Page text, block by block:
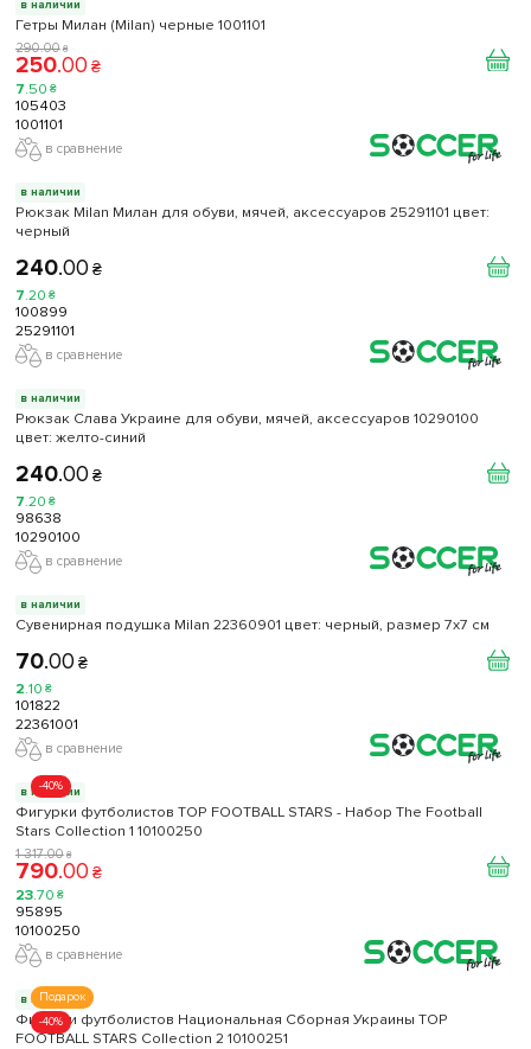
в наличии
Гетры Милан (Milan) черные 1001101
290.00 ₴
250.00 ₴
7.50 ₴
105403
1001101
в сравнение
в наличии
Рюкзак Milan Милан для обуви, мячей, аксессуаров 25291101 цвет:
черный
240.00 ₴
7.20 ₴
100899
25291101
в сравнение
в наличии
Рюкзак Слава Украине для обуви, мячей, аксессуаров 10290100
цвет: желто-синий
240.00 ₴
7.20 ₴
98638
10290100
в сравнение
в наличии
Сувенирная подушка Milan 22360901 цвет: черный, размер 7x7 см
70.00 ₴
2.10 ₴
101822
22361001
в сравнение
-40%
в наличии
Фигурки футболистов TOP FOOTBALL STARS - Набор The Football
Stars Collection 1 10100250
1 317.00 ₴
790.00 ₴
23.70 ₴
95895
10100250
в сравнение
Подарок
-40%
в наличии
Фигурки футболистов Национальная Сборная Украины TOP
FOOTBALL STARS Collection 2 10100251